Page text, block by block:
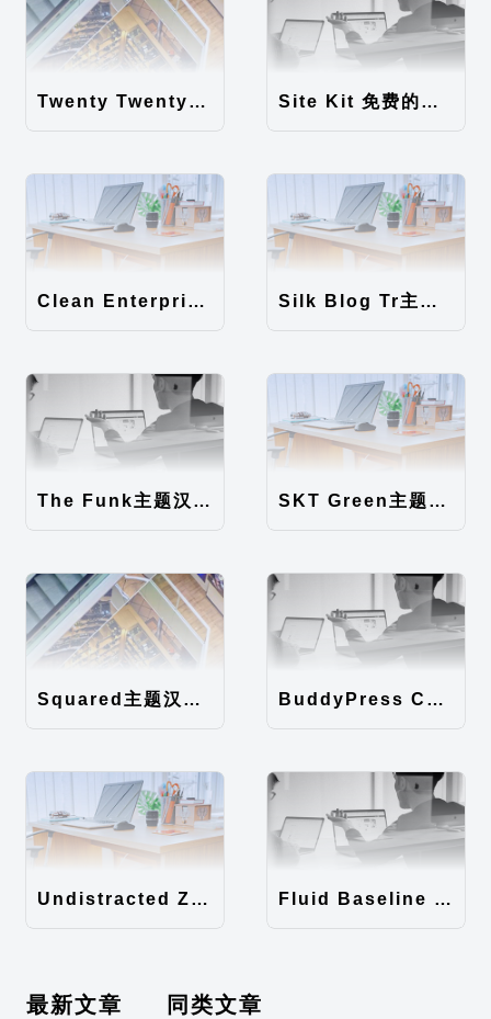
Twenty Twenty-Five 免费的WordPress内容主题 Site Kit 免费的WordPress数据统计插件
Clean Enterprise主题汉化包 Silk Blog Tr主题汉化包
The Funk主题汉化包 SKT Green主题汉化包
Squared主题汉化包 BuddyPress Colours主题汉化包
Undistracted Zen主题汉化包 Fluid Baseline Grid主题汉化包
最新文章 同类文章